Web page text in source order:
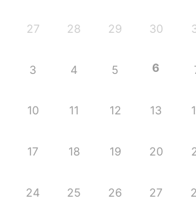
27 28 29 30
3 4 5 6
10 11 12 13
17 18 19 20
24 25 26 27